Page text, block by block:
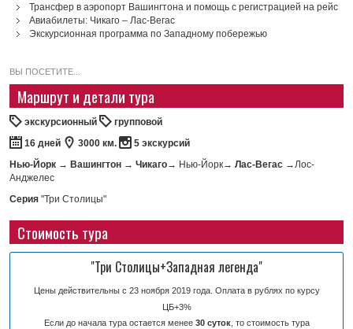
Трансфер в аэропорт Вашингтона и помощь с регистрацией на рейс
Авиабилеты: Чикаго – Лас-Вегас
Экскурсионная программа по Западному побережью
ВЫ ПОСЕТИТЕ...
Маршрут и детали тура
экскурсионный
групповой
16 дней
3000 км.
5 экскурсий
Нью-Йорк → Вашингтон → Чикаго→ Нью-Йорк→ Лас-Вегас →Лос-
Анджелес
Серия "Три Столицы"
Стоимость тура
"Три Столицы+Западная легенда"
Цены действительны с 23 ноября 2019 года. Оплата в рублях по курсу
ЦБ+3%
Если до начала тура остается менее 30 суток, то стоимость тура